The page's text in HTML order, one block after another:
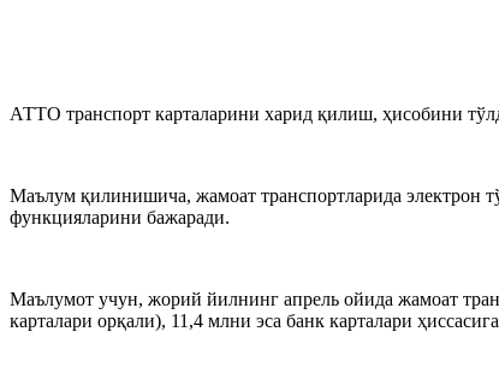
АТТО транспорт карталарини харид қилиш, ҳисобини
Маълум қилинишича, жамоат транспортларида электрон
функцияларини бажаради.
Маълумот учун, жорий йилнинг апрель ойида жамоат
карталари орқали), 11,4 млни эса банк карталари